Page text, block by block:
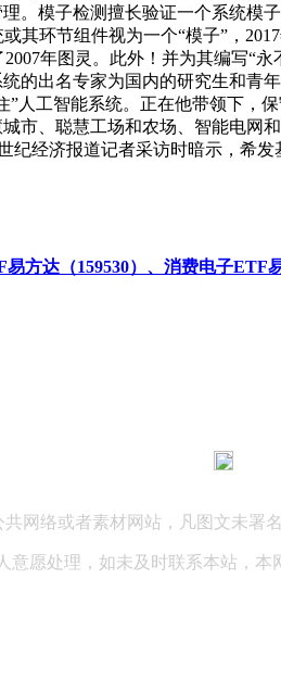
。模子检测擅长验证一个系统模
环节组件视为一个“模子”，
年图灵。此外！并为其编写“
的出名专家为国内的研究生和青
人工智能系统。正在他带领下，
市、聪慧工场和农场、智能电网
纪经济报道记者采访时暗示，希发
易方达（159530）、消费电子ETF
网络或者素材网站，凡图文未署
愿处理，如未及时联系本站，本